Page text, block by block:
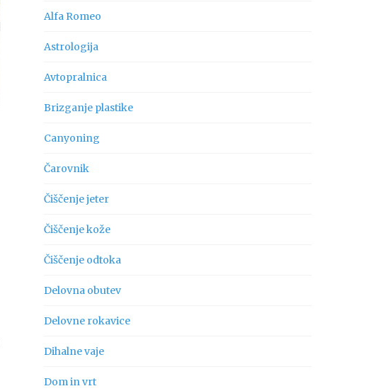
Alfa Romeo
Astrologija
Avtopralnica
Brizganje plastike
Canyoning
Čarovnik
Čiščenje jeter
Čiščenje kože
Čiščenje odtoka
Delovna obutev
Delovne rokavice
Dihalne vaje
Dom in vrt